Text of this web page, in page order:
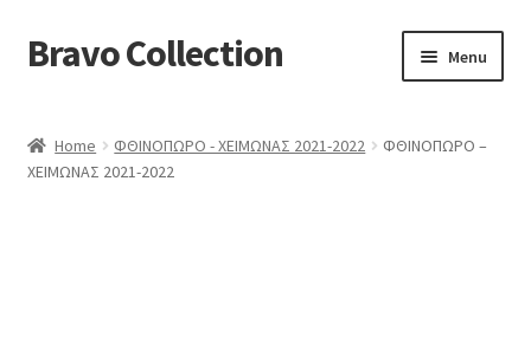
Skip
to
Skip
to
Bravo Collection Menu
COLLECTIONS
Expand
Home ΦΘΙΝΟΠΩΡΟ - ΧΕΙΜΩΝΑΣ 2021-2022
ΦΘΙΝΟΠΩΡΟ –
ΧΕΙΜΩΝΑΣ 2021-2022